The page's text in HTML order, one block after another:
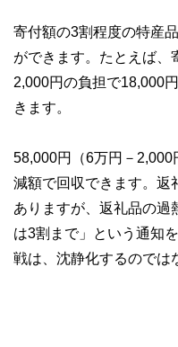
寄付額の3割程度の特産
ができます。たとえば、
2,000円の負担で18,000
きます。
58,000円（6万円－
減額で回収できます。返
ありますが、返礼品の過
は3割まで」という通知
戦は、沈静化するのでは